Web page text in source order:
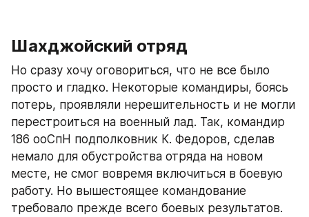
Шахджойский отряд
Но сразу хочу оговориться, что не все было
просто и гладко. Некоторые командиры, боясь
потерь, проявляли нерешительность и не могли
перестроиться на военный лад. Так, командир
186 ооСпН подполковник К. Федоров, сделав
немало для обустройства отряда на новом
месте, не смог вовремя включиться в боевую
работу. Но вышестоящее командование
требовало прежде всего боевых результатов.